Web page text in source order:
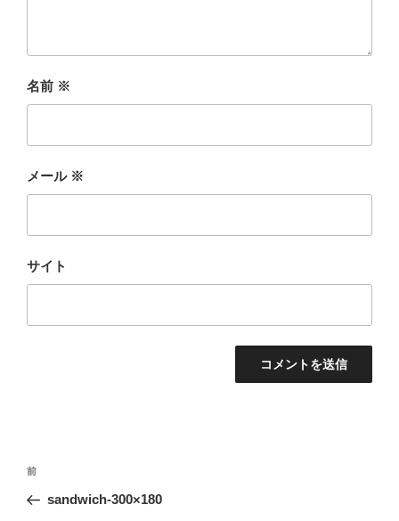
名前 ※
メール ※
サイト
投
ナ
前
の
前
sandwich-300×180